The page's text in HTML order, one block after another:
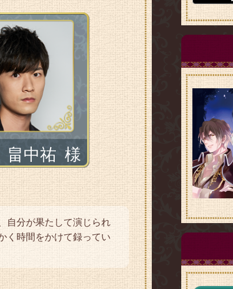
畠中祐 様
自分が果たして演じられ
く時間をかけて録ってい